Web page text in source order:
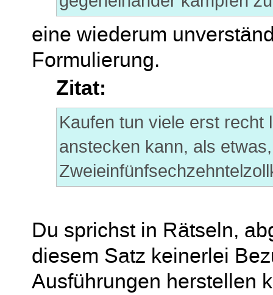
eine wiederum
Formulierung.
Zitat:
Kaufen tun viele erst recht
anstecken kann, als
Du sprichst in Rätseln,
diesem Satz keinerlei
Ausführungen herstellen